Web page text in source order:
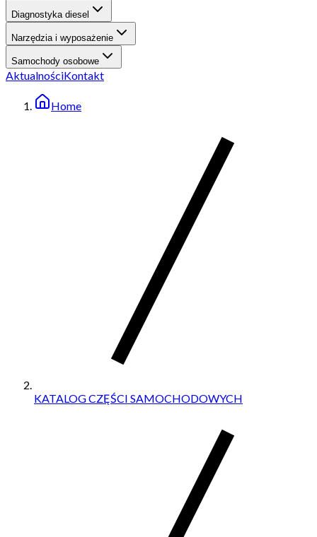
Diagnostyka diesel
Narzędzia i wyposażenie
Samochody osobowe
AktualnościKontakt
Home
KATALOG CZĘŚCI SAMOCHODOWYCH